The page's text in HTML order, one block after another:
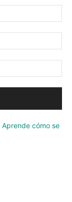
Aprende cómo se